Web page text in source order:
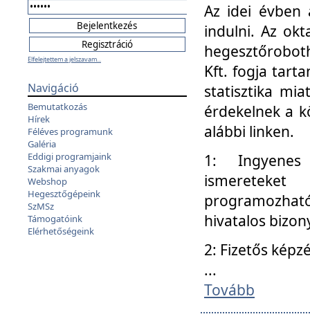
Elfelejtettem a jelszavam...
Navigáció
Bemutatkozás
Hírek
Féléves programunk
Galéria
Eddigi programjaink
Szakmai anyagok
Webshop
Hegesztőgépeink
SzMSz
Támogatóink
Elérhetőségeink
Az idei évben
indulni. Az
Kft. fogja
statisztika
érdekelnek a
alábbi linken.
1: Ingyenes
hivatalos
2: Fizetős
...
Tovább